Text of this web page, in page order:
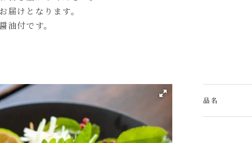
けとなります。
油付です。
品名